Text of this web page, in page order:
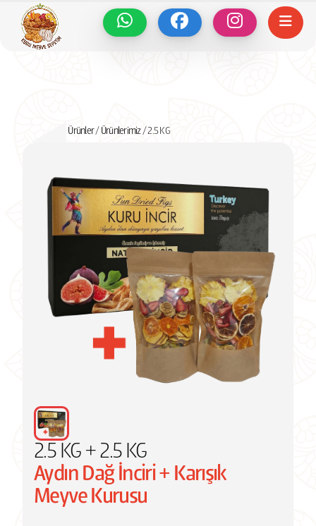
Ürünler/ Ürünlerimiz/ 2.5 KG
2.5 KG + 2.5 KG
Aydın Dağ İnciri + Karışık
Meyve Kurusu